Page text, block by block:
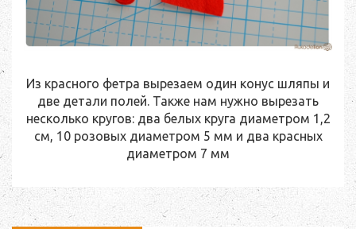
Из красного фетра вырезаем один конус шляпы и
две детали полей. Также нам нужно вырезать
несколько кругов: два белых круга диаметром 1,2
см, 10 розовых диаметром 5 мм и два красных
диаметром 7 мм